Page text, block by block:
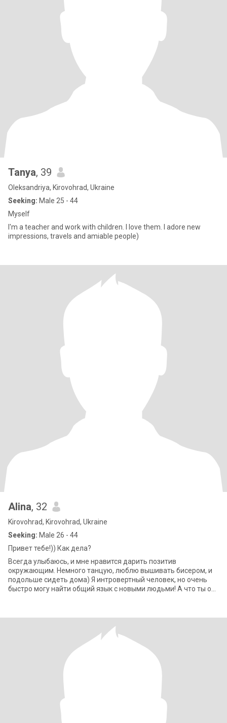
Tanya, 39
Oleksandriya, Kirovohrad, Ukraine
Seeking: Male 25 - 44
Myself
I'm a teacher and work with children. I love them. I adore new
impressions, travels and amiable people)
Alina, 32
Kirovohrad, Kirovohrad, Ukraine
Seeking: Male 26 - 44
Привет тебе!)) Как дела?
Всегда улыбаюсь, и мне нравится дарить позитив
окружающим. Немного танцую, люблю вышивать бисером, и
подольше сидеть дома) Я интровертный человек, но очень
быстро могу найти общий язык с новыми людьми! А что ты о